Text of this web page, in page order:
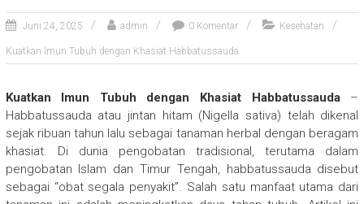
Juni 24, 2025 admin 0 Komentar Kesehatan
Kuatkan Imun Tubuh dengan Khasiat Habbatussauda
Kuatkan Imun Tubuh dengan Khasiat Habbatussauda–
Habbatussauda atau jintan hitam (Nigella sativa) telah dikenal
sejak ribuan tahun lalu sebagai tanaman herbal dengan beragam
khasiat. Di dunia pengobatan tradisional, terutama dalam
pengobatan Islam dan Timur Tengah, habbatussauda disebut
sebagai “obat segala penyakit”. Salah satu manfaat utama dari